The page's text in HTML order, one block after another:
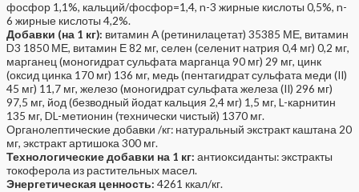
фосфор 1,1%, кальций/фосфор=1,4, n-3 жирные кислоты 0,5%, n-
6 жирные кислоты 4,2%.
Добавки (на 1 кг): витамин А (ретинилацетат) 35385 МЕ, витамин
D3 1850 МЕ, витамин Е 82 мг, селен (селенит натрия 0,4 мг) 0,2 мг,
марганец (моногидрат сульфата марганца 90 мг) 29 мг, цинк
(оксид цинка 170 мг) 136 мг, медь (пентагидрат сульфата меди (II)
45 мг) 11,7 мг, железо (моногидрат сульфата железа (II) 296 мг)
97,5 мг, йод (безводный йодат кальция 2,4 мг) 1,5 мг, L-карнитин
135 мг, DL-метионин (технически чистый) 1370 мг.
Органолептические добавки /кг: натуральный экстракт каштана 20
мг, экстракт артишока 300 мг.
Технологические добавки на 1 кг: антиоксиданты: экстракты
токоферола из растительных масел.
Энергетическая ценность: 4261 ккал/кг.